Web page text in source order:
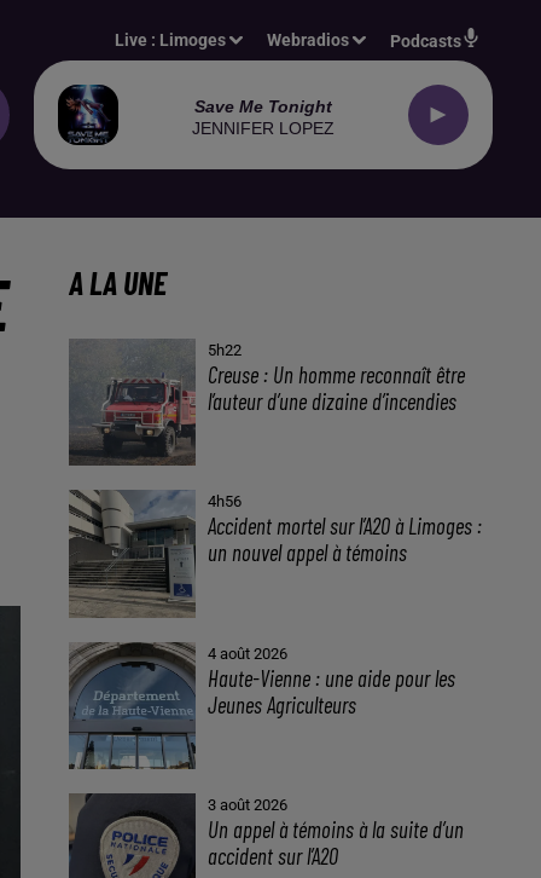
Live : Limoges Webradios Podcasts
Save Me Tonight
JENNIFER LOPEZ
A LA UNE
5h22
Creuse : Un homme reconnaît être
l’auteur d’une dizaine d’incendies
4h56
Accident mortel sur l’A20 à Limoges :
un nouvel appel à témoins
4 août 2026
Haute-Vienne : une aide pour les
Jeunes Agriculteurs
3 août 2026
Un appel à témoins à la suite d’un
accident sur l’A20